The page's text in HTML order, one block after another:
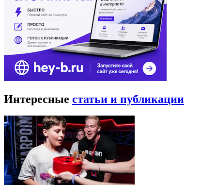
Интересные статьи и публикации